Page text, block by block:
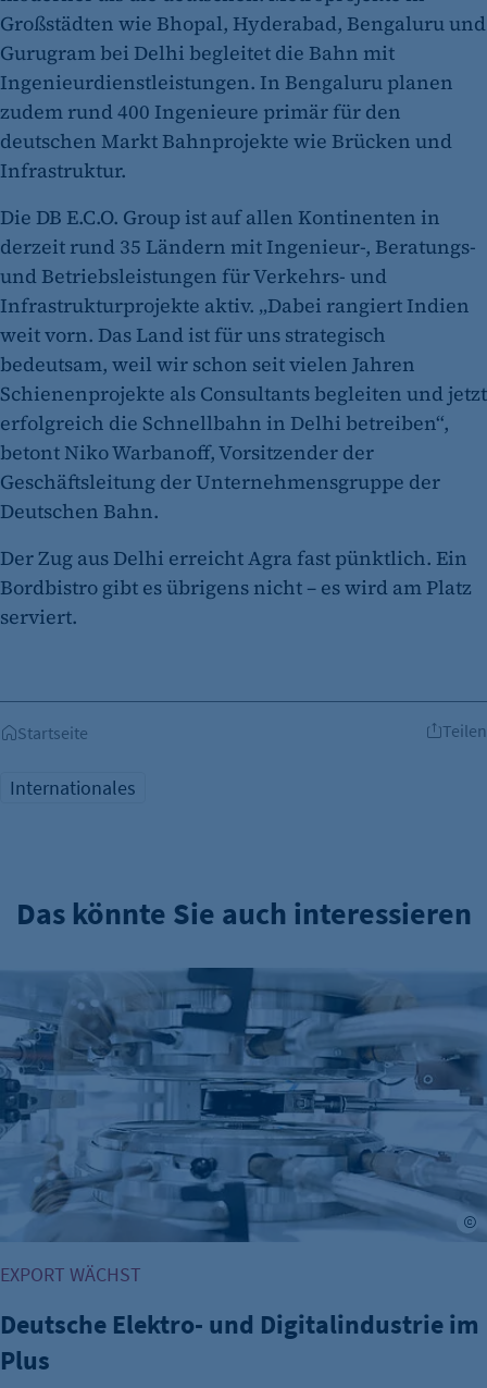
CMS TYPO3
Zweck:
Session-Cookie für die Verwaltung von
Benutzer-Sessions (z. B. bei Login, Umfrage
oder Formularen). Wird auch bei Caching zur
Identifizierung verwendet.
Cookie Laufzeit:
Session
Cookie Consent
Name:
cookie_consent
Zweck:
Dieser Cookie speichert die ausgewählten
Einverständnis-Optionen des Benutzers
Cookie Laufzeit:
1 Jahr
etracker Analytics
Name:
Zweck:
Cookie Laufzeit:
2 Jahre
etracker Analytics
Name:
et_allow_cookies
Anbieter:
etracker GmbH
480 Tage
Großstädten wie Bhopal, Hyderabad, Bengaluru und
Gurugram bei Delhi begleitet die Bahn mit
Ingenieurdienstleistungen. In Bengaluru planen
zudem rund 400 Ingenieure primär für den
deutschen Markt Bahnprojekte wie Brücken und
Infrastruktur.
Die DB E.C.O. Group ist auf allen Kontinenten in
derzeit rund 35 Ländern mit Ingenieur-, Beratungs-
und Betriebsleistungen für Verkehrs- und
Infrastrukturprojekte aktiv. „Dabei rangiert Indien
weit vorn. Das Land ist für uns strategisch
bedeutsam, weil wir schon seit vielen Jahren
Schienenprojekte als Consultants begleiten und jetzt
erfolgreich die Schnellbahn in Delhi betreiben“,
betont Niko Warbanoff, Vorsitzender der
Geschäftsleitung der Unternehmensgruppe der
Deutschen Bahn.
Der Zug aus Delhi erreicht Agra fast pünktlich. Ein
Bordbistro gibt es übrigens nicht – es wird am Platz
serviert.
Startseite Teilen
Internationales
Das könnte Sie auch interessieren
Deutsche Elektro- und Digitalindustrie im Plus
EXPORT WÄCHST
Deutsche Elektro- und Digitalindustrie im
Plus